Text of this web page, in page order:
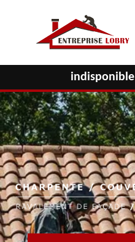
indisponible